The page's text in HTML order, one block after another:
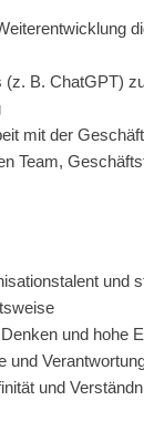
(z. B. ChatGPT)
mit der
Team,
und
und hohe
und
und